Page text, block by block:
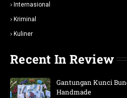
Internasional
Kriminal
Kuliner
Recent In Review
Gantungan Kunci
Handmade